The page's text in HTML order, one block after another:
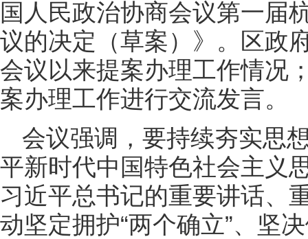
国人民政治协商会议第一届
议的决定（草案）》。区政
会议以来提案办理工作情况
案办理工作进行交流发言。
会议强调，要持续夯实思
平新时代中国特色社会主义
习近平总书记的重要讲话、
动坚定拥护“两个确立”、坚